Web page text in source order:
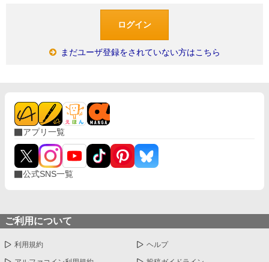
まだユーザ登録をされていない方はこちら
アプリ一覧
公式SNS一覧
ご利用について
利用規約 ヘルプ